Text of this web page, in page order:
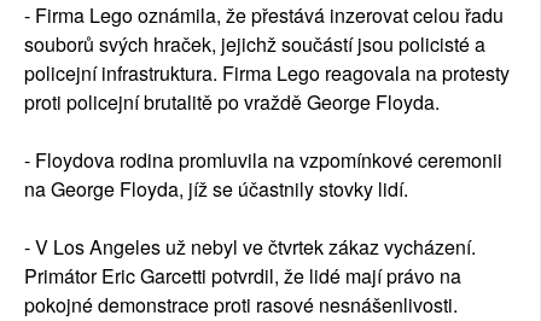
- Firma Lego oznámila, že přestává inzerovat celou řadu
souborů svých hraček, jejichž součástí jsou policisté a
policejní infrastruktura. Firma Lego reagovala na protesty
proti policejní brutalitě po vraždě George Floyda.
- Floydova rodina promluvila na vzpomínkové ceremonii
na George Floyda, jíž se účastnily stovky lidí.
- V Los Angeles už nebyl ve čtvrtek zákaz vycházení.
Primátor Eric Garcetti potvrdil, že lidé mají právo na
pokojné demonstrace proti rasové nesnášenlivosti.